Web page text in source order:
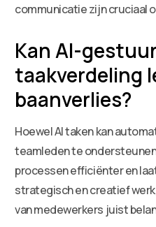
communicatie zijn cruciaal
Kan AI-
taakverdeling
baanverlies?
Hoewel AI taken kan
teamleden te
processen efficiënter en
strategisch en creatief
van medewerkers juist